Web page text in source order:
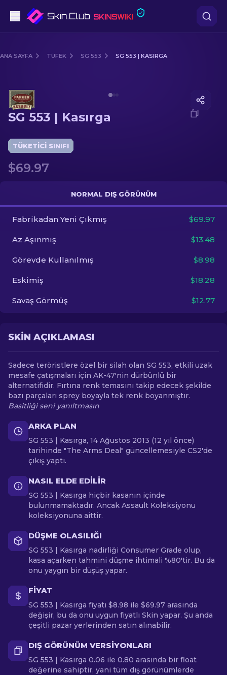
Tüfek
Dürbünlü Tüfek
Bıçaklar
Eldiven
Diğer
ANA SAYFA TÜFEK SG 553 SG 553 | KASIRGA
SG 553 | Kasırga
TÜKETICI SINIFI
$69.97
NORMAL DIŞ GÖRÜNÜM
Fabrikadan Yeni Çıkmış $69.97
Az Aşınmış $13.48
Görevde Kullanılmış $8.98
Eskimiş $18.28
Savaş Görmüş $12.77
SKIN AÇIKLAMASI
Sadece teröristlere özel bir silah olan SG 553, etkili uzak
mesafe çatışmaları için AK-47'nin dürbünlü bir
alternatifidir. Fırtına renk temasını takip edecek şekilde
bazı parçaları sprey boyayla tek renk boyanmıştır.
Basitliği seni yanıltmasın
ARKA PLAN
SG 553 | Kasırga, 14 Ağustos 2013 (12 yıl önce)
tarihinde "The Arms Deal" güncellemesiyle CS2'de
çıkış yaptı.
NASIL ELDE EDILIR
SG 553 | Kasırga hiçbir kasanın içinde
bulunmamaktadır. Ancak Assault Koleksiyonu
koleksiyonuna aittir.
DÜŞME OLASILIĞI
SG 553 | Kasırga nadirliği Consumer Grade olup,
kasa açarken tahmini düşme ihtimali %80'tir. Bu da
onu yaygın bir düşüş yapar.
FIYAT
SG 553 | Kasırga fiyatı $8.98 ile $69.97 arasında
değişir, bu da onu uygun fiyatlı Skin yapar. Şu anda
çeşitli pazar yerlerinden satın alınabilir.
DIŞ GÖRÜNÜM VERSIYONLARI
SG 553 | Kasırga 0.06 ile 0.80 arasında bir float
değerine sahiptir, yani tüm dış görünümlerde